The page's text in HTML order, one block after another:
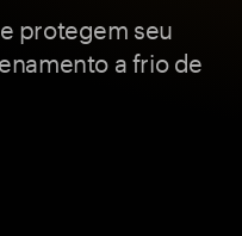
protegem seu
a frio de